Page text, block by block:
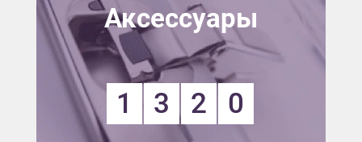
Аксессуары
1 3 2 0